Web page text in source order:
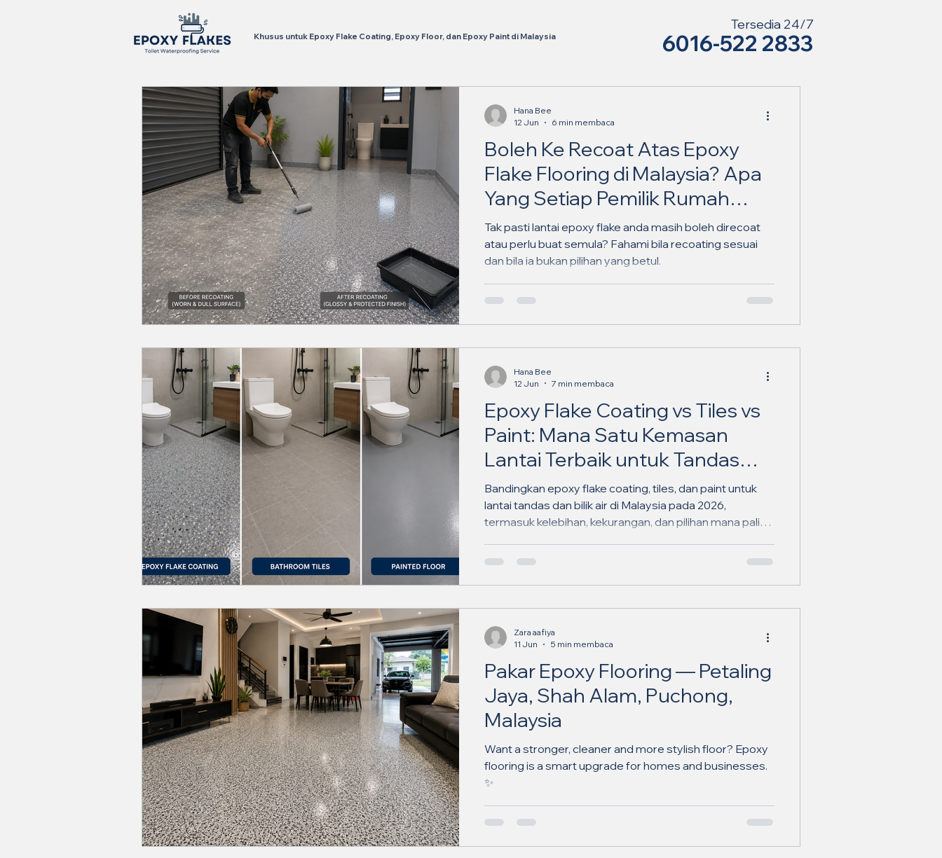
Khusus untuk Epoxy Flake Coating, Epoxy Floor, dan Epoxy Paint di Malaysia
Tersedia 24/7
6016-522 2833
Boleh Ke Recoat Atas Epoxy
Flake Flooring di Malaysia? Apa
Yang Setiap Pemilik Rumah
Perlu Tahu pada 2026 ✨
Tak pasti lantai epoxy flake anda masih boleh direcoat
atau perlu buat semula? Fahami bila recoating sesuai
dan bila ia bukan pilihan yang betul.
Hana Bee
12 Jun
6 min membaca
Epoxy Flake Coating vs Tiles vs
Paint: Mana Satu Kemasan
Lantai Terbaik untuk Tandas
dan Bilik Air di Malaysia pada
2026? ✨
Bandingkan epoxy flake coating, tiles, dan paint untuk
lantai tandas dan bilik air di Malaysia pada 2026,
termasuk kelebihan, kekurangan, dan pilihan mana paling
Hana Bee
12 Jun
7 min membaca
Pakar Epoxy Flooring — Petaling
Jaya, Shah Alam, Puchong,
Malaysia
Want a stronger, cleaner and more stylish floor? Epoxy
flooring is a smart upgrade for homes and businesses.
✨
Zara aafiya
11 Jun
5 min membaca